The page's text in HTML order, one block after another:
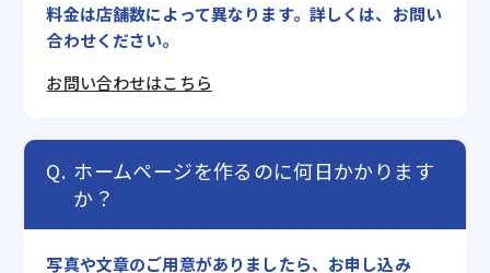
料金は店舗数によって異なります。詳しくは、お問い
合わせください。
お問い合わせはこちら
ホームページを作るのに何日かかります
か？
写真や文章のご用意がありましたら、お申し込み